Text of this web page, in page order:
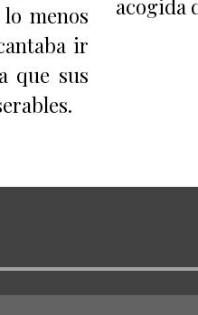
menos
ir
que sus
acogida